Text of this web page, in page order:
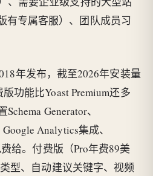
有专属客服）、团队成员习
年发布，截至2026年安装量
功能比Yoast Premium还多
Generator、
Analytics集成、
给。付费版（Pro年费89美
型、自动建议关键字、视频